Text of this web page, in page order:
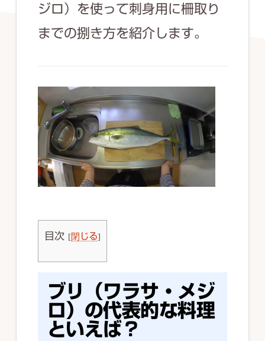
ジロ）を使って刺身用に柵取り
までの捌き方を紹介します。
目次 [閉じる]
ブリ（ワラサ・メジ
ロ）の代表的な料理
といえば？